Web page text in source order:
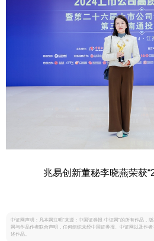
兆易创新董秘李晓燕荣获
中证网声明：凡本网注明“来源：中国证券报·中证网”的所有作品，
网与作品作者联合声明，任何组织未经中国证券报、中证网以及作
述作品。